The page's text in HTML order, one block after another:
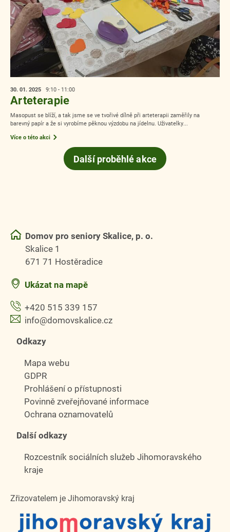
30. 01. 2025 9:10 - 11:00
Arteterapie
Masopust se blíží, a tak jsme se ve tvořivé dílně při arteterapii zaměřily na
barevný papír a že si vyrobíme pěknou výzdobu na jídelnu. Uživatelky...
Více o této akci
Další proběhlé akce
Domov pro seniory Skalice, p. o.
Skalice 1
671 71 Hostěradice
Ukázat na mapě
+420 515 339 157
info@domovskalice.cz
Odkazy
Mapa webu
GDPR
Prohlášení o přístupnosti
Povinně zveřejňované informace
Ochrana oznamovatelů
Další odkazy
Rozcestník sociálních služeb Jihomoravského
kraje
Zřizovatelem je Jihomoravský kraj